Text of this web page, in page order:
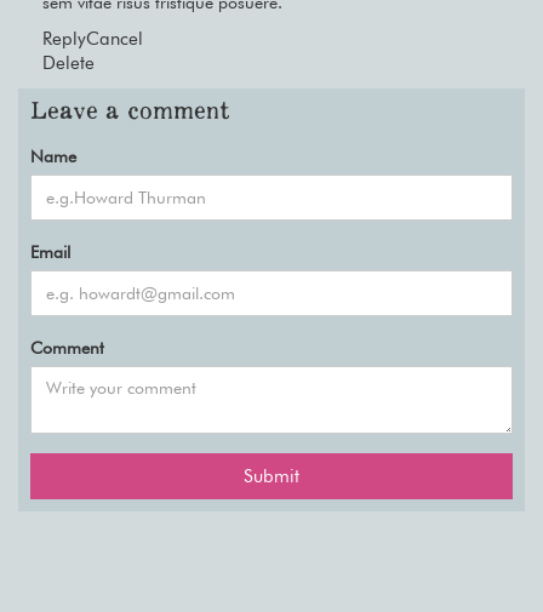
ReplyCancel
Delete
Leave a comment
Name
Email
Comment
Submit